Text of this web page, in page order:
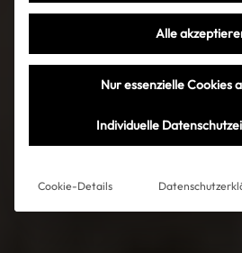
Alle
Nur essenzielle Cookies
Individuelle
Cookie-Details